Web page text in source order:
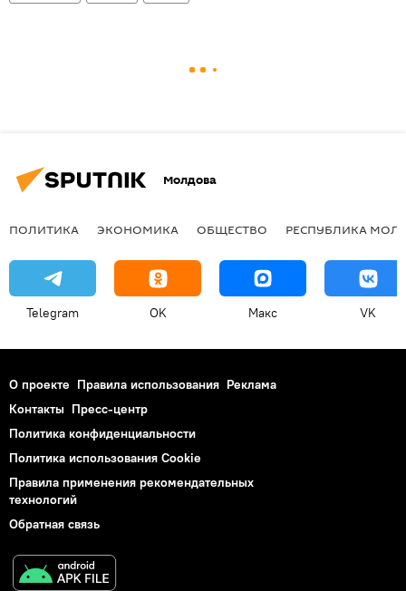
Молдова
ПОЛИТИКА ЭКОНОМИКА ОБЩЕСТВО РЕСПУБЛИКА
Telegram OK Макс VK
О проекте Правила использования Реклама
Контакты Пресс-центр
Политика конфиденциальности
Политика использования Cookie
Правила применения рекомендательных
технологий
Обратная связь